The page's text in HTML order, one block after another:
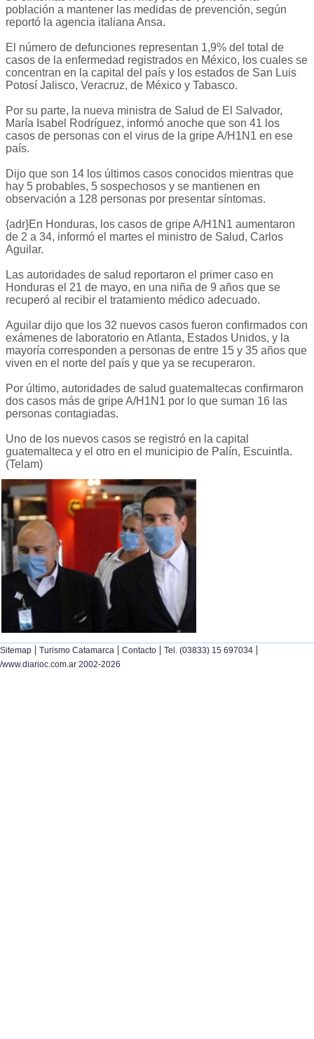
población a mantener las medidas de prevención, según
reportó la agencia italiana Ansa.
El número de defunciones representan 1,9% del total de
casos de la enfermedad registrados en México, los cuales se
concentran en la capital del país y los estados de San Luis
Potosí Jalisco, Veracruz, de México y Tabasco.
Por su parte, la nueva ministra de Salud de El Salvador,
María Isabel Rodríguez, informó anoche que son 41 los
casos de personas con el virus de la gripe A/H1N1 en ese
país.
Dijo que son 14 los últimos casos conocidos mientras que
hay 5 probables, 5 sospechosos y se mantienen en
observación a 128 personas por presentar síntomas.
{adr}En Honduras, los casos de gripe A/H1N1 aumentaron
de 2 a 34, informó el martes el ministro de Salud, Carlos
Aguilar.
Las autoridades de salud reportaron el primer caso en
Honduras el 21 de mayo, en una niña de 9 años que se
recuperó al recibir el tratamiento médico adecuado.
Aguilar dijo que los 32 nuevos casos fueron confirmados con
exámenes de laboratorio en Atlanta, Estados Unidos, y la
mayoría corresponden a personas de entre 15 y 35 años que
viven en el norte del país y que ya se recuperaron.
Por último, autoridades de salud guatemaltecas confirmaron
dos casos más de gripe A/H1N1 por lo que suman 16 las
personas contagiadas.
Uno de los nuevos casos se registró en la capital
guatemalteca y el otro en el municipio de Palín, Escuintla.
(Telam)
Sitemap | Turismo Catamarca | Contacto | Tel. (03833) 15 697034 |
/www.diarioc.com.ar 2002-2026